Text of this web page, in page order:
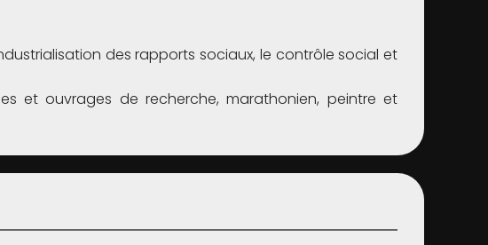
des rapports sociaux, le contrôle social et
et ouvrages de recherche, marathonien, peintre et